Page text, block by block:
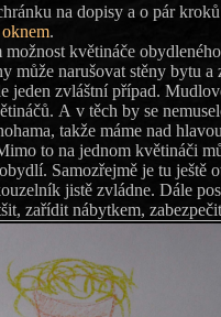
na dopisy a o pár
.
květináče
může narušovat stěny bytu a
jeden zvláštní případ.
A v těch by se
takže máme nad
to na jednom květináči
Samozřejmě je tu ještě
jistě zvládne. Dále
zařídit nábytkem,